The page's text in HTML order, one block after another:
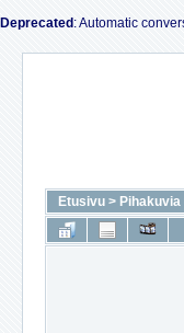
Deprecated : Automatic
Etusivu > Pihakuvia